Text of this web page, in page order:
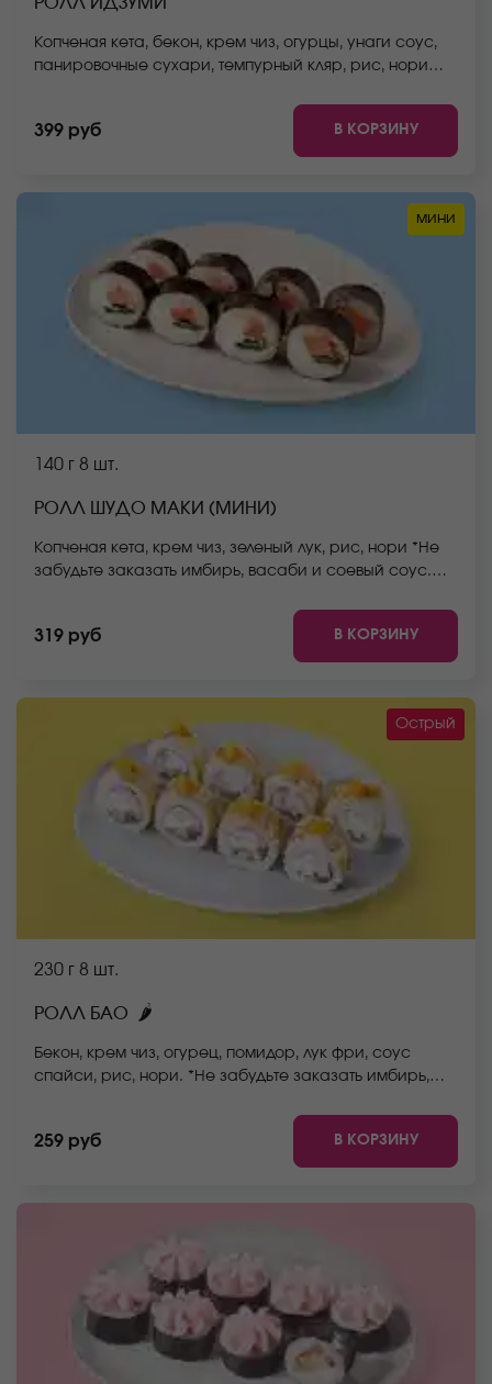
Копченая кета, бекон, крем чиз, огурцы, унаги соус,
панировочные сухари, темпурный кляр, рис, нори
соус. Они не входят в стоимость заказа. *Внешний
вид блюда может отличаться от фото на сайте.
399 руб В КОРЗИНУ
мини
140 г 8 шт.
РОЛЛ ШУДО МАКИ (МИНИ)
Копченая кета, крем чиз, зеленый лук, рис, нори *Не
забудьте заказать имбирь, васаби и соевый соус.
блюда может отличаться от фото на сайте.
319 руб В КОРЗИНУ
Острый
230 г 8 шт.
РОЛЛ БАО 🌶
Бекон, крем чиз, огурец, помидор, лук фри, соус
спайси, рис, нори. *Не забудьте заказать имбирь,
заказа. *Внешний вид блюда может отличаться от
фото на сайте.
259 руб В КОРЗИНУ